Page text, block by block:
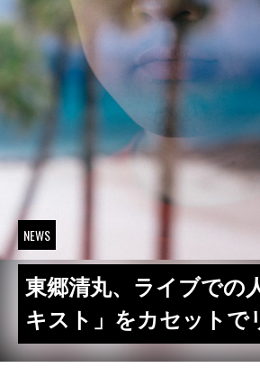
NEWS
東郷清丸、ライブでの
キスト」をカセットで